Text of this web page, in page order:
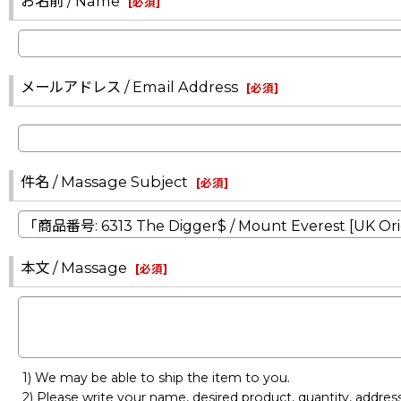
メールアドレス / Email Address [必須]
件名 / Massage Subject [必須]
本文 / Massage [必須]
1) We may be able to ship the item to you.
2) Please write your name, desired product, quantity,